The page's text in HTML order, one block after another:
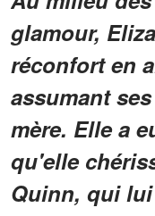
glamour,
réconfort en
assumant
mère. Elle a
qu'elle
Quinn, qui